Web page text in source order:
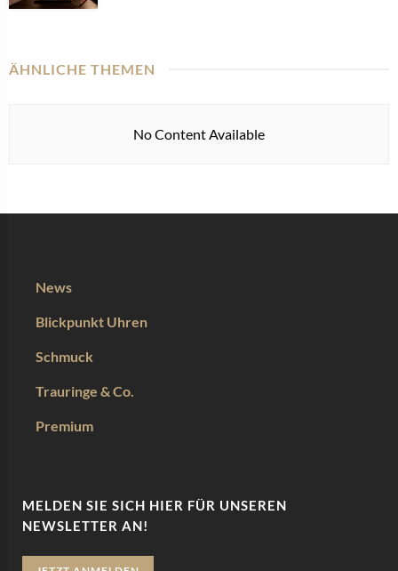
ÄHNLICHE THEMEN
No Content Available
News
Blickpunkt Uhren
Schmuck
Trauringe & Co.
Premium
MELDEN SIE SICH HIER FÜR UNSEREN
NEWSLETTER AN!